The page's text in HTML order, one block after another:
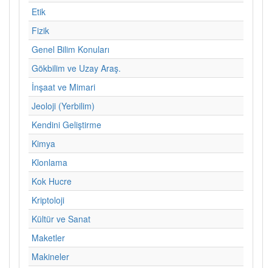
Etik
Fizik
Genel Bilim Konuları
Gökbilim ve Uzay Araş.
İnşaat ve Mimari
Jeoloji (Yerbilim)
Kendini Geliştirme
Kimya
Klonlama
Kok Hucre
Kriptoloji
Kültür ve Sanat
Maketler
Makineler